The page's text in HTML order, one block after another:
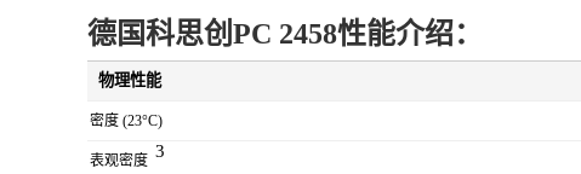
德国科思创PC 2458性能介绍：
物理性能
密度 (23°C)
表观密度
3